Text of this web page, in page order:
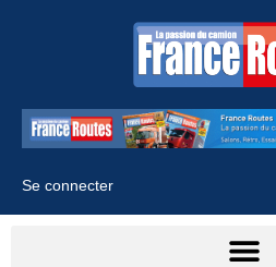
Se connecter